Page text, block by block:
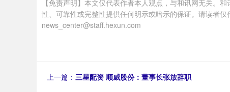
【免责声明】本文仅代表作者本人观点，与和讯网无关。
性、可靠性或完整性提供任何明示或暗示的保证。请读者仅
news_center@staff.hexun.com
上一篇： 三星配资 顺威股份：董事长张放辞职